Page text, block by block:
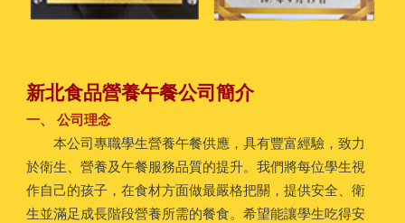
新北食品營養午餐公司簡介
一、 公司理念
本公司專職學生營養午餐供應，具有豐富經驗，致力
於衛生、營養及午餐服務品質的提升。我們將每位學生視
作自己的孩子，在食材方面做最嚴格把關，提供安全、衛
生並滿足成長階段營養所需的餐食。希望能讓學生吃得安